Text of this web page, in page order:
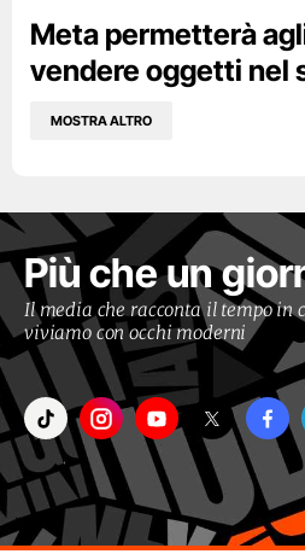
Meta permetterà
vendere oggetti nel
MOSTRA ALTRO
Più che un
Il media che racconta il tempo in
viviamo con occhi moderni